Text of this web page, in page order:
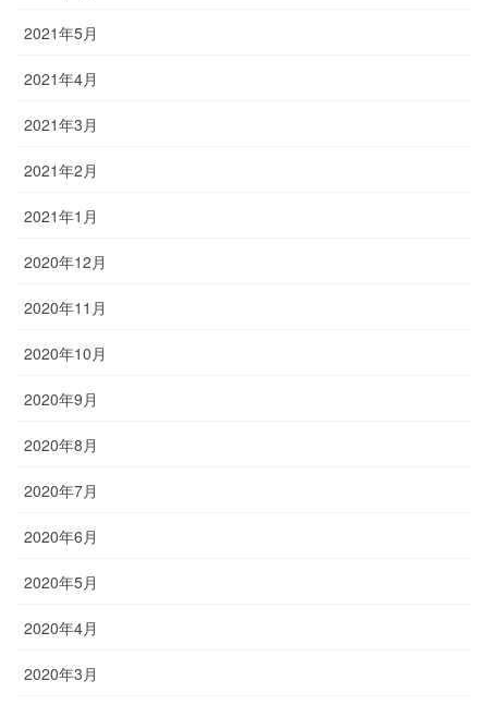
2021年5月
2021年4月
2021年3月
2021年2月
2021年1月
2020年12月
2020年11月
2020年10月
2020年9月
2020年8月
2020年7月
2020年6月
2020年5月
2020年4月
2020年3月